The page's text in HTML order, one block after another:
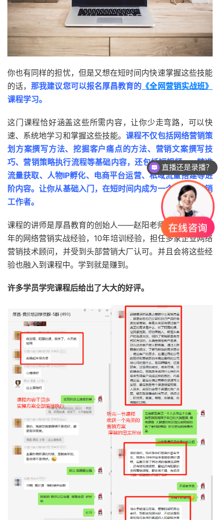
你也有同样的担忧，但是又想在短时间内快速掌握这些技能
的话，那我建议您可以报名厚昌教育的 《全网营销实战班》
课程学习。
这门课程恰好涵盖这些所需内容，让你少走弯路，可以快
速、系统地学习和掌握这些技能。课程不仅包括网络营销策
划方案撰写方法、挖掘客户痛点的方法、营销文案撰写技
巧、营销策略执行流程等基础内容，还包括短视频seo精准
流量获取、人物IP孵化、电商平台运营、私域流量搭建等进
阶内容。让你从基础入门，在短时间内成为一个合格的营销
工作者。
课程的讲师是厚昌教育的创始人——赵阳老师，老师拥有17
年的网络营销实战经验，10年培训经验，担任多家企业网络
营销技术顾问，并受到头部营销大厂认可。并且会将这些经
验也融入到课程中。学到就是赚到。
许多学员学完课程后给出了大大的好评。
直播还是录播？